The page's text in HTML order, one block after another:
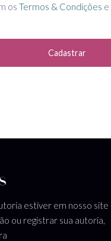
osTermos & Condições e
Cadastrar
estiver em nosso site
ou registrar sua autoria,